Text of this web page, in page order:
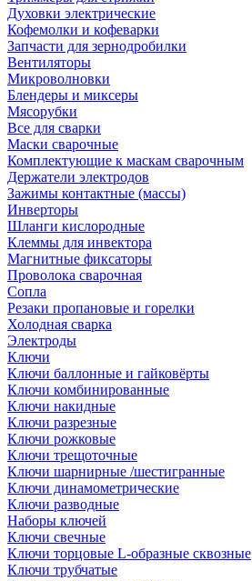
Духовки электрические
Кофемолки и кофеварки
Запчасти для зернодробилки
Вентиляторы
Микроволновки
Блендеры и миксеры
Мясорубки
Все для сварки
Маски сварочные
Комплектующие к маскам сварочным
Держатели электродов
Зажимы контактные (массы)
Инверторы
Шланги кислородные
Клеммы для инвектора
Магнитные фиксаторы
Проволока сварочная
Сопла
Резаки пропановые и горелки
Холодная сварка
Электроды
Ключи
Ключи баллонные и гайковёрты
Ключи комбинированные
Ключи накидные
Ключи разрезные
Ключи рожковые
Ключи трещоточные
Ключи шарнирные /шестигранные
Ключи динамометрические
Ключи разводные
Наборы ключей
Ключи свечные
Ключи торцовые L-образные сквозные
Ключи трубчатые